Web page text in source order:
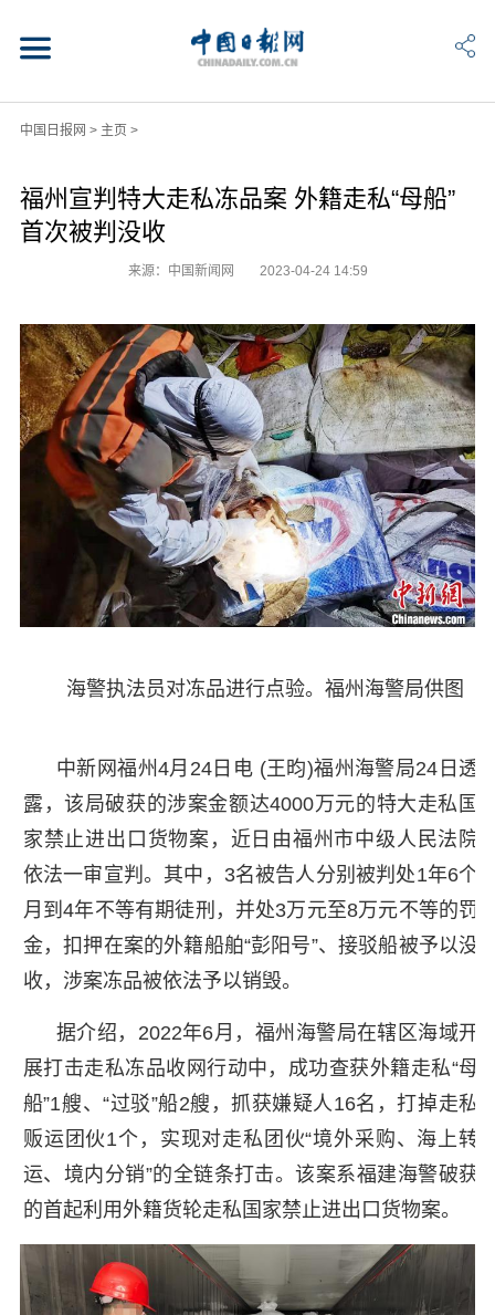
中国日报网 > 主页>
福州宣判特大走私冻品案 外籍走私“母船”
首次被判没收
来源：中国新闻网 2023-04-24 14:59
海警执法员对冻品进行点验。福州海警局供图
中新网福州4月24日电 (王昀)福州海警局24日透
露，该局破获的涉案金额达4000万元的特大走私国
家禁止进出口货物案，近日由福州市中级人民法院
依法一审宣判。其中，3名被告人分别被判处1年6个
月到4年不等有期徒刑，并处3万元至8万元不等的罚
金，扣押在案的外籍船舶“彭阳号”、接驳船被予以没
收，涉案冻品被依法予以销毁。
据介绍，2022年6月，福州海警局在辖区海域开
展打击走私冻品收网行动中，成功查获外籍走私“母
船”1艘、“过驳”船2艘，抓获嫌疑人16名，打掉走私
贩运团伙1个，实现对走私团伙“境外采购、海上转
运、境内分销”的全链条打击。该案系福建海警破获
的首起利用外籍货轮走私国家禁止进出口货物案。